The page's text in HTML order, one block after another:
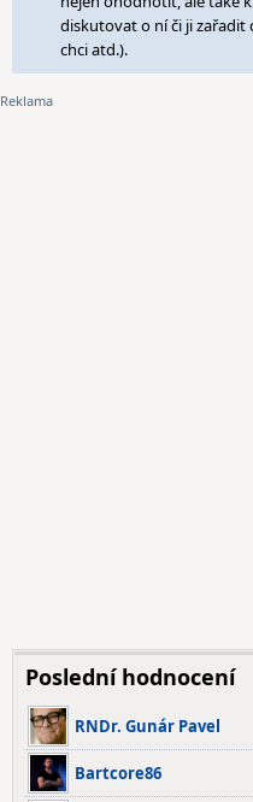
diskutovat o ní či ji zařadit
chci atd.).
Poslední hodnocení
RNDr. Gunár Pavel
Bartcore86